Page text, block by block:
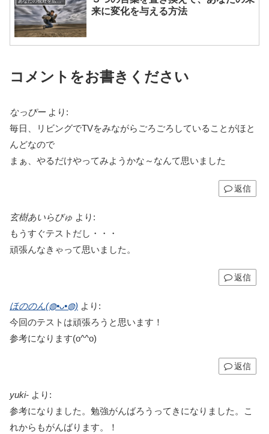
来に変化を与える方法
コメントをお書きください
なっぴー より:
毎日、リビングでTVをみながらごろごろしていることがほと
んどなので
まぁ、やるだけやってみようかな～なんて思いました
返信
玄樹あいらびゅ より:
もうすぐテストだし・・・
頑張んなきゃって思いました。
返信
ほののん(◍•ᴗ•◍) より:
今回のテストは頑張ろうと思います！
参考になります(o^^o)
返信
yuki- より:
参考になりました。勉強がんばろうってきになりました。こ
れからもがんばります。！